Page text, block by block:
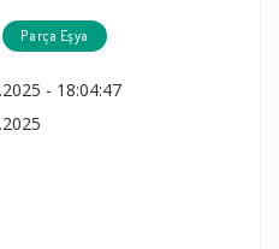
Parça Eşya
- 18:04:47